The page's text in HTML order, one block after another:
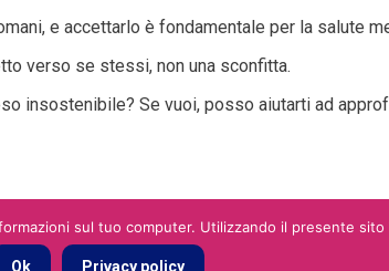
e accettarlo è fondamentale per la salute
verso se stessi, non una sconfitta.
insostenibile? Se vuoi, posso aiutarti ad
sul tuo computer. Utilizzando il presente
Ok Privacy policy